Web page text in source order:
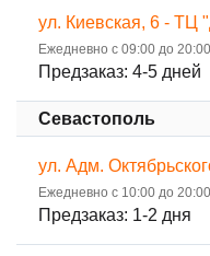
ул. Киевская, 6 - ТЦ
Ежедневно с 09:00 до 20:00
Предзаказ: 4-5 дней
Севастополь
ул. Адм.
Ежедневно с 10:00 до 20:00
Предзаказ: 1-2 дня